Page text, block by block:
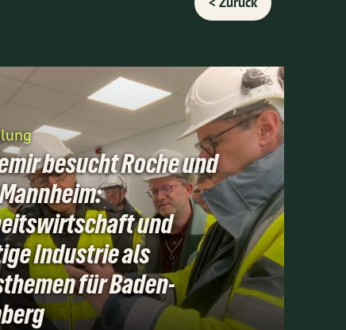
besucht Roche und
und
Industrie als
für Baden-